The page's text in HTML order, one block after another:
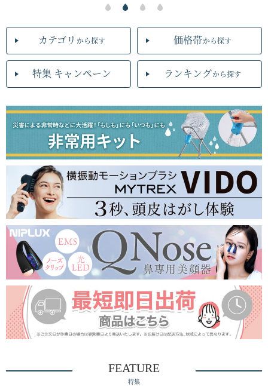
カテゴリ から探す 価格帯から探す
特集 キャンペーン ランキングから探す
FEATURE
特集